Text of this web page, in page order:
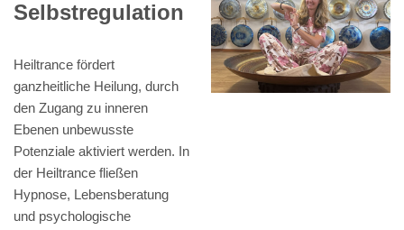
Selbstregulation
Heiltrance fördert
ganzheitliche Heilung, durch
den Zugang zu inneren
Ebenen unbewusste
Potenziale aktiviert werden. In
der Heiltrance fließen
Hypnose, Lebensberatung
und psychologische